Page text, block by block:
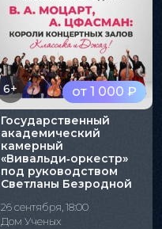
от 1 000 ₽
6+
Государственный
академический
камерный
«Вивальди‑оркестр»
под руководством
Светланы Безродной
26 сентября, 18:00
Дом Ученых